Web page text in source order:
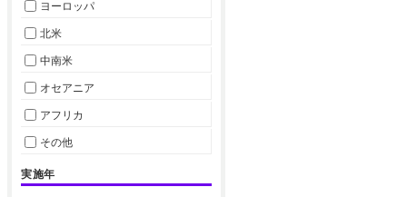
ヨーロッパ
北米
中南米
オセアニア
アフリカ
その他
実施年